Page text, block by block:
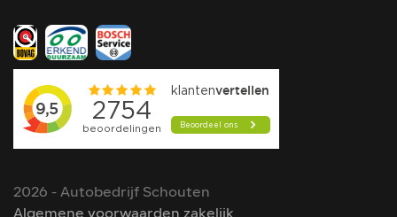
2026 - Autobedrijf Schouten